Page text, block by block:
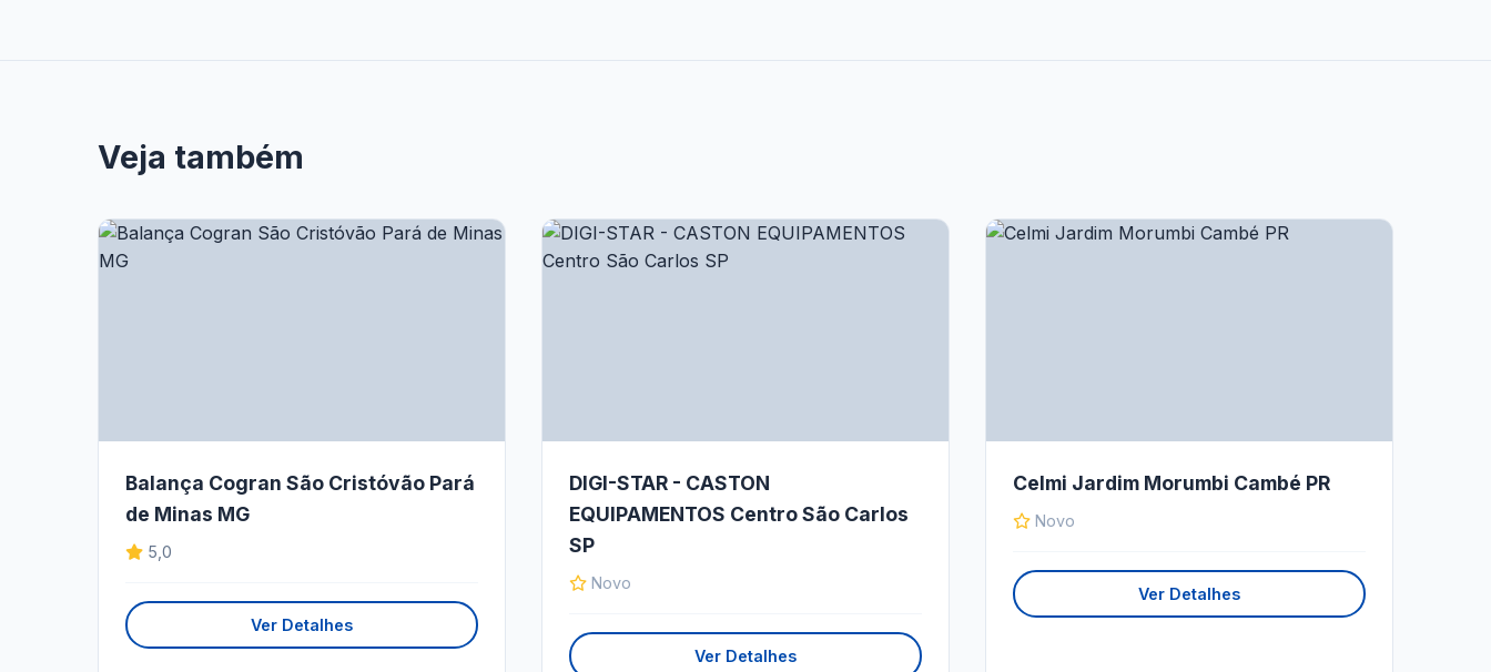
Veja também
Balança Cogran São Cristóvão Pará
de Minas MG
5,0
Ver Detalhes
DIGI-STAR - CASTON
EQUIPAMENTOS Centro São Carlos
SP
Novo
Ver Detalhes
Celmi Jardim Morumbi Cambé PR
Novo
Ver Detalhes